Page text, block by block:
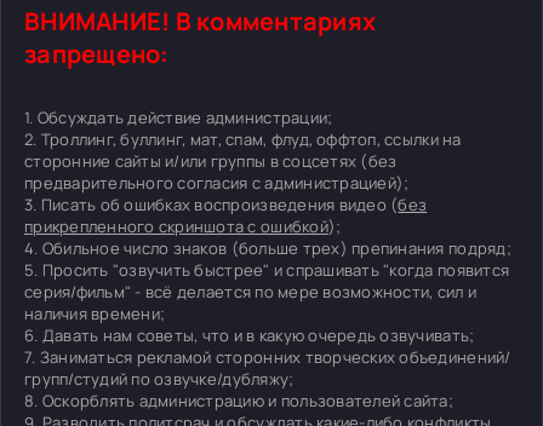
ВНИМАНИЕ! В комментариях
запрещено:
1. Обсуждать действие администрации;
2. Троллинг, буллинг, мат, спам, флуд, оффтоп, ссылки на
сторонние сайты и/или группы в соцсетях (без
предварительного согласия с администрацией);
3. Писать об ошибках воспроизведения видео (без
прикрепленного скриншота с ошибкой);
4. Обильное число знаков (больше трех) препинания подряд;
5. Просить "озвучить быстрее" и спрашивать "когда появится
серия/фильм" - всё делается по мере возможности, сил и
наличия времени;
6. Давать нам советы, что и в какую очередь озвучивать;
7. Заниматься рекламой сторонних творческих объединений/
групп/студий по озвучке/дубляжу;
8. Оскорблять администрацию и пользователей сайта;